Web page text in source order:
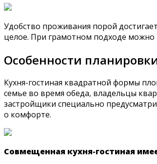
Удобство проживания порой
целое. При грамотном подходе
Особенности
Кухня-гостиная квадратной формы
семье во время обеда, владельцы
застройщики специально
о комфорте.
Совмещенная кухня-гостиная